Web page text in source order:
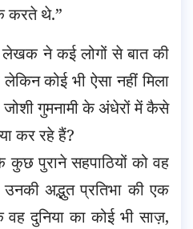
करते थे.”
ने कई लोगों से बात की
कोई भी ऐसा नहीं मिला
जोशी गुमनामी के अंधेरों में कैसे
कर रहे हैं?
पुराने सहपाठियों को वह
अद्भुत प्रतिभा की एक
वह दुनिया का कोई भी साज़,